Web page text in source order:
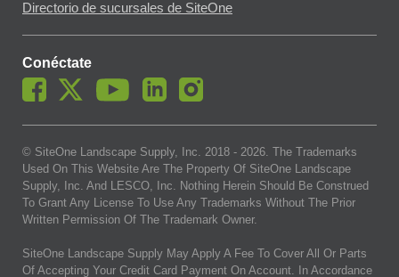
Directorio de sucursales de SiteOne
Conéctate
© SiteOne Landscape Supply, Inc. 2018 - 2026. The Trademarks
Used On This Website Are The Property Of SiteOne Landscape
Supply, Inc. And LESCO, Inc. Nothing Herein Should Be Construed
To Grant Any License To Use Any Trademarks Without The Prior
Written Permission Of The Trademark Owner.
SiteOne Landscape Supply May Apply A Fee To Cover All Or Parts
Of Accepting Your Credit Card Payment On Account. In Accordance